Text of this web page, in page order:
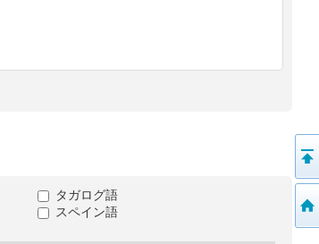
タガログ語
スペイン語